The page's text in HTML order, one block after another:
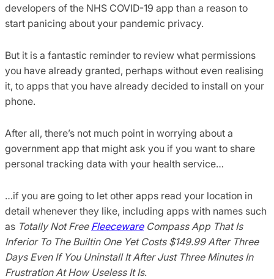
developers of the NHS COVID-19 app than a reason to
start panicing about your pandemic privacy.
But it is a fantastic reminder to review what permissions
you have already granted, perhaps without even realising
it, to apps that you have already decided to install on your
phone.
After all, there’s not much point in worrying about a
government app that might ask you if you want to share
personal tracking data with your health service…
…if you are going to let other apps read your location in
detail whenever they like, including apps with names such
as Totally Not Free FleecewareCompass App That Is
Inferior To The Builtin One Yet Costs $149.99 After Three
Days Even If You Uninstall It After Just Three Minutes In
Frustration At How Useless It Is.